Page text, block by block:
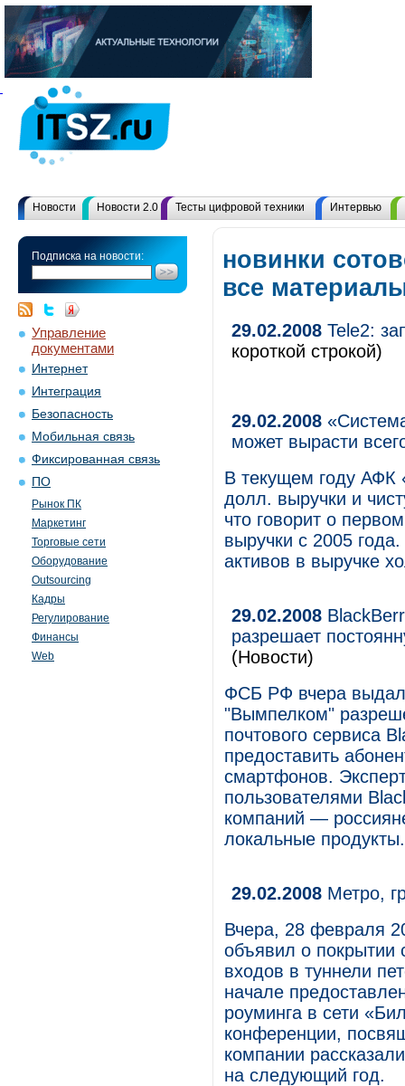
Новости Новости 2.0 Тесты цифровой техники Интервью
Подписка на новости:
Управление
документами
Интернет
Интеграция
Безопасность
Мобильная связь
Фиксированная связь
ПО
Рынок ПК
Маркетинг
Торговые сети
Оборудование
Outsourcing
Кадры
Регулирование
Финансы
Web
новинки
все
29.02.2008 Tele2:
короткой строкой)
29.02.2008
может вырасти
В текущем году АФК
долл. выручки и
что говорит о
выручки с 2005
активов в выручке
29.02.2008
разрешает
(Новости)
ФСБ РФ вчера
"Вымпелком"
почтового сервиса
предоставить
смартфонов.
пользователями
компаний —
локальные продукты.
29.02.2008 Метро,
Вчера, 28 февраля
объявил о покрытии
входов в туннели
начале
роуминга в сети
конференции,
компании
на следующий год.